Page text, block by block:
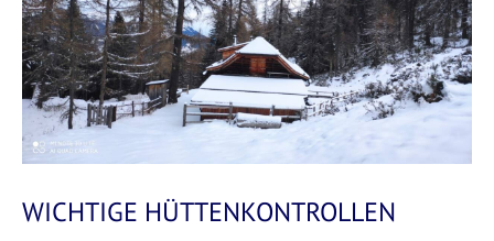
WICHTIGE HÜTTENKONTROLLEN